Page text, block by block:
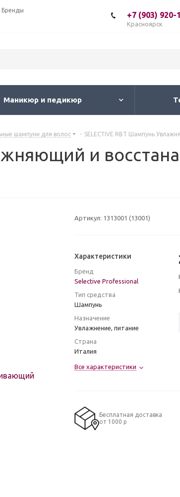
Бренды
+7 (903) 920-
Красноярск
Маникюр и педикюр
шампуни для волос - SELECTIVE RBT Шампунь
и
Артикул: 1313001 (13001)
Характеристики
Бренд
Selective Professional
Тип средства
Шампунь
Назначение
Увлажнение, питание
Страна
Италия
Все характеристики
Бесплатная доставка
от 1000 р